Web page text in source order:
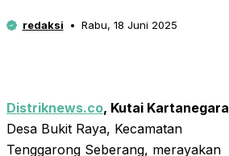
redaksi Rabu, 18 Juni 2025
Distriknews.co, Kutai Kartanegara
Desa Bukit Raya, Kecamatan
Tenggarong Seberang, merayakan